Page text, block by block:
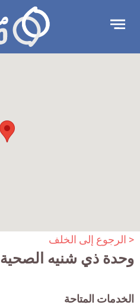
الإعلان
منصتي
30
< الرجوع إلى الخلف
وحدة ذي شنيه الصحية
الخدمات المتاحة